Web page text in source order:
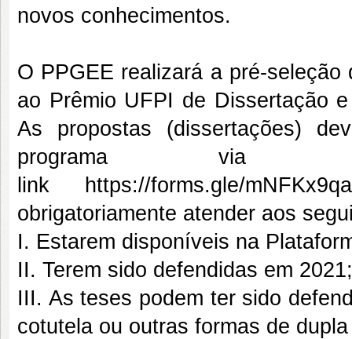
novos conhecimentos.
O PPGEE realizará a pré-
ao Prêmio UFPI de Dissertação
As propostas (dissertações)
programa via
link https://forms.gle/
obrigatoriamente atender aos
I. Estarem disponíveis na
II. Terem sido defendidas em 2021;
III. As teses podem ter sido
cotutela ou outras formas de